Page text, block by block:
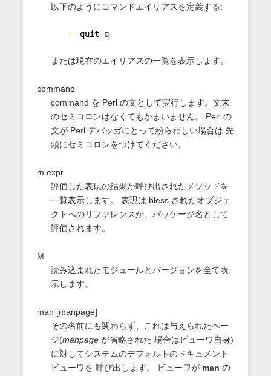
以下のようにコマンドエイリアスを定義する:
= quit q
または現在のエイリアスの一覧を表示します。
command
command を Perl の文として実行します。文末
のセミコロンはなくてもかまいません。 Perl の
文が Perl デバッガにとって紛らわしい場合は 先
頭にセミコロンをつけてください。
m expr
評価した表現の結果が呼び出されたメソッドを
一覧表示します。 表現は bless されたオブジェ
クトへのリファレンスか、パッケージ名として
評価されます。
M
読み込まれたモジュールとバージョンを全て表
示します。
man [manpage]
その名前にも関わらず、これは与えられたペー
ジ(manpageが省略された 場合はビューワ自身)
に対してシステムのデフォルトのドキュメント
ビューワを 呼び出します。 ビューワが man の